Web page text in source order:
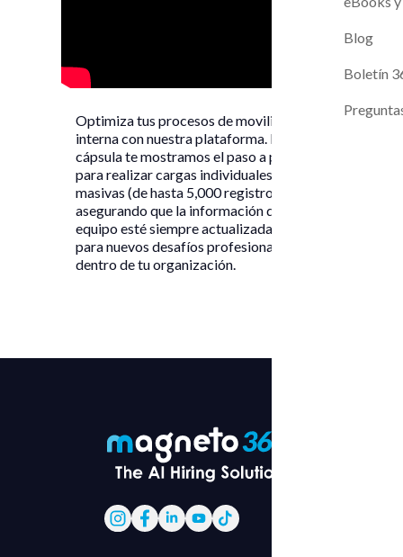
Blog
Boletín
Contacto
Próximos
Optimiza tus procesos de movilidad
interna con nuestra plataforma. En esta
cápsula te mostramos el paso a paso
para realizar cargas individuales o
masivas (de hasta 5,000 registros),
asegurando que la información de tu
equipo esté siempre actualizada y lista
para nuevos desafíos profesionales
dentro de tu organización.